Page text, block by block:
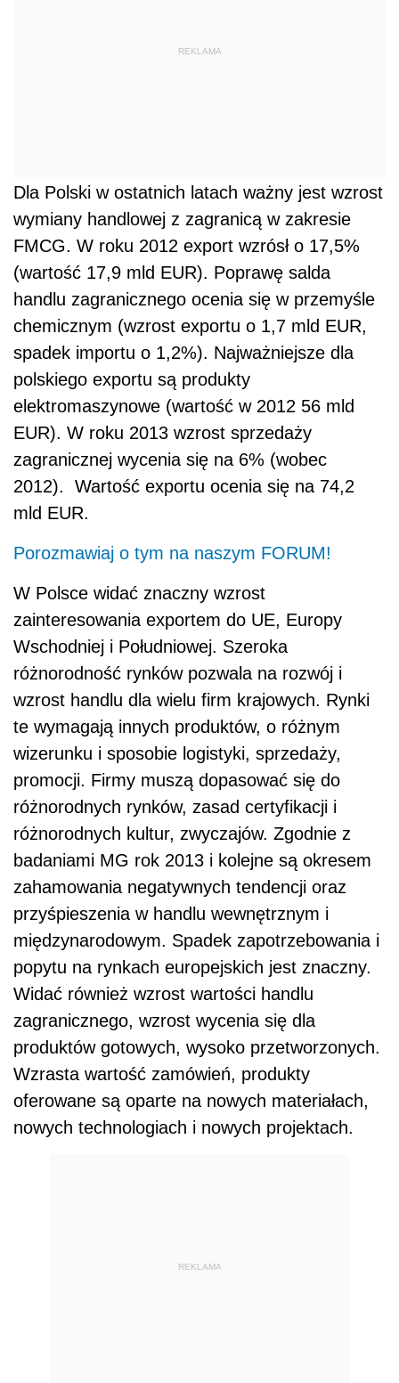
REKLAMA
Dla Polski w ostatnich latach ważny jest wzrost
wymiany handlowej z zagranicą w zakresie
FMCG. W roku 2012 export wzrósł o 17,5%
(wartość 17,9 mld EUR). Poprawę salda
handlu zagranicznego ocenia się w przemyśle
chemicznym (wzrost exportu o 1,7 mld EUR,
spadek importu o 1,2%). Najważniejsze dla
polskiego exportu są produkty
elektromaszynowe (wartość w 2012 56 mld
EUR). W roku 2013 wzrost sprzedaży
zagranicznej wycenia się na 6% (wobec
2012). Wartość exportu ocenia się na 74,2
mld EUR.
Porozmawiaj o tym na naszym FORUM!
W Polsce widać znaczny wzrost
zainteresowania exportem do UE, Europy
Wschodniej i Południowej. Szeroka
różnorodność rynków pozwala na rozwój i
wzrost handlu dla wielu firm krajowych. Rynki
te wymagają innych produktów, o różnym
wizerunku i sposobie logistyki, sprzedaży,
promocji. Firmy muszą dopasować się do
różnorodnych rynków, zasad certyfikacji i
różnorodnych kultur, zwyczajów. Zgodnie z
badaniami MG rok 2013 i kolejne są okresem
zahamowania negatywnych tendencji oraz
przyśpieszenia w handlu wewnętrznym i
międzynarodowym. Spadek zapotrzebowania i
popytu na rynkach europejskich jest znaczny.
Widać również wzrost wartości handlu
zagranicznego, wzrost wycenia się dla
produktów gotowych, wysoko przetworzonych.
Wzrasta wartość zamówień, produkty
oferowane są oparte na nowych materiałach,
nowych technologiach i nowych projektach.
REKLAMA